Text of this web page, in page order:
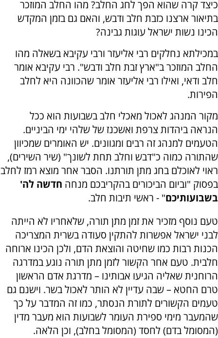
כיצד קרה שהוא הפך לחג החלב? מהו החלב המוזכר
בתיאור ארצנו כזבת חלב ודבש, והאם גם בזמן המקדש
הכינו נשות ישראל עוגות גבינה?
במכילתא נחלקים רבי אליעזר ורבי עקיבא בשאלה מהו
החלב המוזכר ב"ארץ זבת חלב ודבש". רבי עקיבא אומר
חלב ודאי, ואילו רבי אליעזר אומר שהכוונה היא לחלב
הפירות.
מקור המנהג לאכול מאכלי חלב בשבועות הוא ככל
הנראה ביהדות צרפת ואשכנז של שלהי ימי הביניים.
הטעמים למנהג זה רבים ומגוונים. יש האומרים שמכיוון
שהתורה כמוה כ"דבש וחלב תחת לשונך" (שיר השירים),
ראוי לאוכלם בחג מתן תורתנו. הסבר אחר מוצא רמז לחלב
בפסוק "וביום הביכורים בהקריבכם מנחה חדשה לה'
בשבועותיכם" - ראשי תיבות חלב.‏
טעם נוסף מזכיר את זמן מתן תורה, שלאחריו לא הייתה
לבני ישראל אפשרות להתקין סעודה בשרית המצריכה
הכנות רבות כמו שחיטה והוצאת הדם, ולכן הכינו ארוחה
חלבית. טעם אחר הקשור לזמן מתן תורה נוגע במדרגה
הרוחנית שאליה הגיעו אבותינו – מדרגת אדם הראשון
טרם החטא – שבה עדיין לא הותר לאכול בשר. וישנם גם
טעמים הקשורים לתורת הנסתר, כמו זה המדבר על כך
שהמעבר מימי ספירת העומר לשבועות הוא מעבר מדין
(המסומל בדם) לחסד (המסומל בחלב), וכן הלאה.